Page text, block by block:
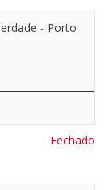
- Porto
Fechado